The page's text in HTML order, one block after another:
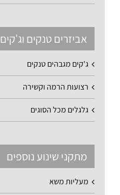
אביזרים טנקים וג'קים
ג'קים מגבהים טנקים
רצועות הרמה וקשירה
גלגלים מכל הסוגים
מתקני שינוע נוספים
מעליות משא